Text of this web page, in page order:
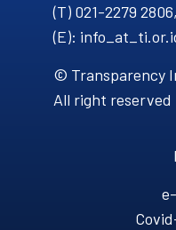
(T) 021-2279
(E):
© Transparency
All right reserved